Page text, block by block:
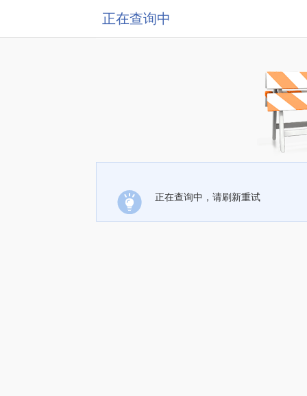
正在查询中
正在查询中，请刷新重试